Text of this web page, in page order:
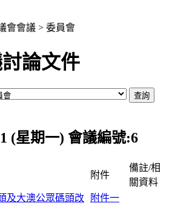
會會議 > 委員會
論文件
(星期一) 會議編號:6
附件
備註/相
關資料
及大澳公眾碼頭改
附件一